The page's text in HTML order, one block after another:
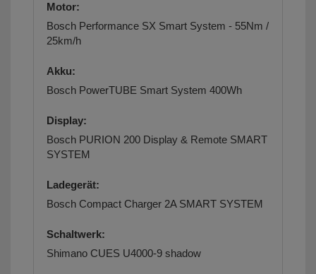
Motor:
Bosch Performance SX Smart System - 55Nm /
25km/h
Akku:
Bosch PowerTUBE Smart System 400Wh
Display:
Bosch PURION 200 Display & Remote SMART
SYSTEM
Ladegerät:
Bosch Compact Charger 2A SMART SYSTEM
Schaltwerk:
Shimano CUES U4000-9 shadow